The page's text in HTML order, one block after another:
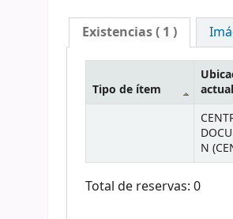
Existencias( 1 )
Tipo de ítem
actual
N
Total de reservas: 0